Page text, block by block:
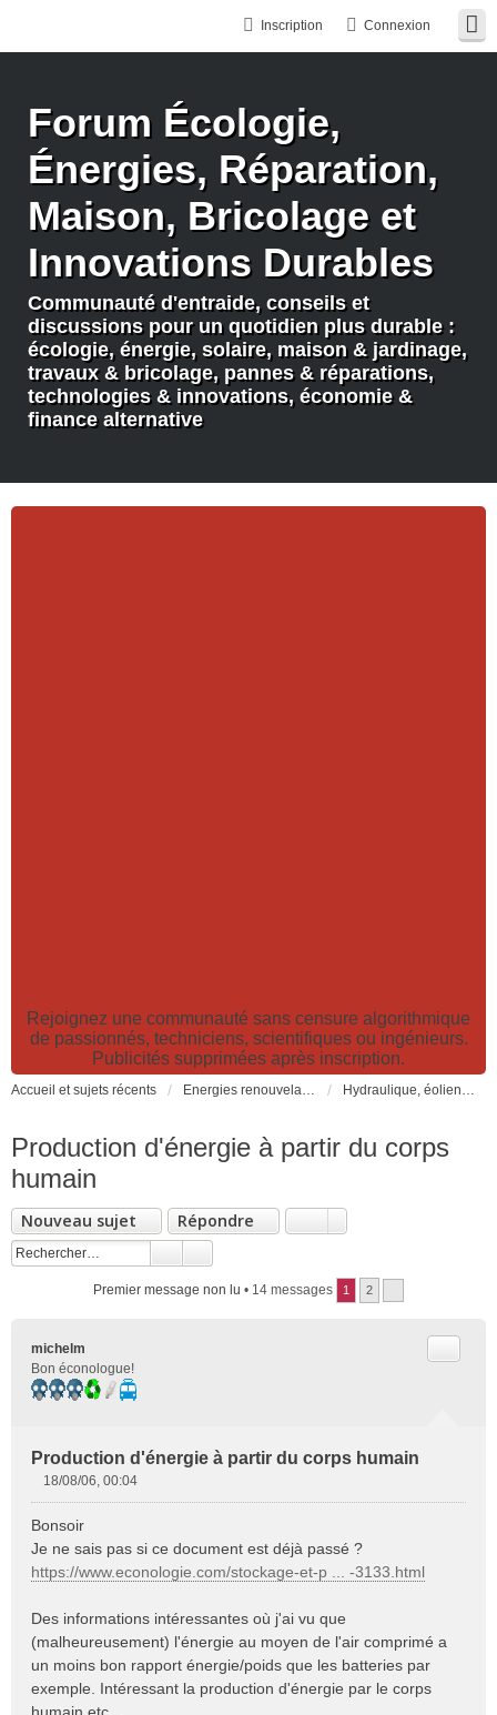
Connexion
Inscription
Forum Écologie,
Énergies, Réparation,
Maison, Bricolage et
Innovations Durables
Communauté d'entraide, conseils et
discussions pour un quotidien plus durable :
écologie, énergie, solaire, maison & jardinage,
travaux & bricolage, pannes & réparations,
technologies & innovations, économie &
finance alternative
Rejoignez une communauté sans censure algorithmique
de passionnés, techniciens, scientifiques ou ingénieurs.
Publicités supprimées après inscription.
Accueil et sujets récents Energies renouvelables et fossiles, énergie solaire, biocarburants et changement climatique Hydraulique, éoliennes, géothermie, énergies marines, biogaz...
Production d'énergie à partir du corps
humain
Nouveau sujet Répondre
Premier message non lu • 14 messages 1 2
michelm
Bon éconologue!
Production d'énergie à partir du corps humain
s
s
a
e
n
l
18/08/06, 00:04
Bonsoir
Je ne sais pas si ce document est déjà passé ?
https://www.econologie.com/stockage-et-p ... -3133.html
Des informations intéressantes où j'ai vu que
(malheureusement) l'énergie au moyen de l'air comprimé a
un moins bon rapport énergie/poids que les batteries par
exemple. Intéressant la production d'énergie par le corps